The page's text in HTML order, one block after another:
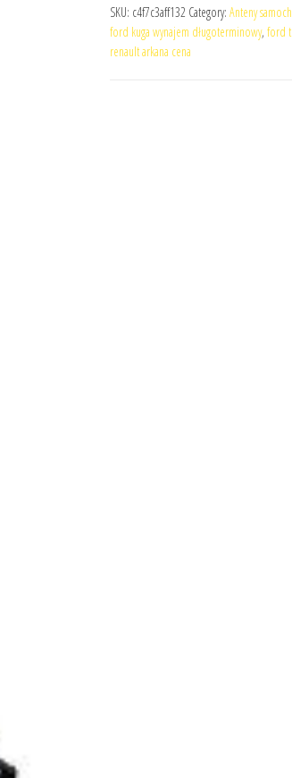
SKU: c4f7c3aff132 Category: Anteny
ford kuga wynajem długoterminowy, ford
renault arkana cena